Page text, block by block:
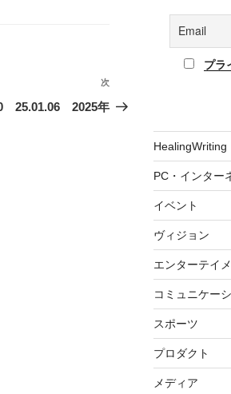
次
の
次
25.01.06 2025年
プラ
HealingWriting
PC・インター
イベント
ヴィジョン
エンターテイ
コミュニケー
スポーツ
プロダクト
メディア